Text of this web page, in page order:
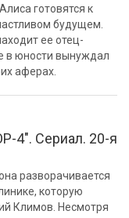
готовятся к
будущем.
ее отец-
в юности вынуждал
аферах.
Сериал. 20-я
разворачивается
которую
Климов. Несмотря